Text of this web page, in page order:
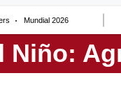
Mundial 2026